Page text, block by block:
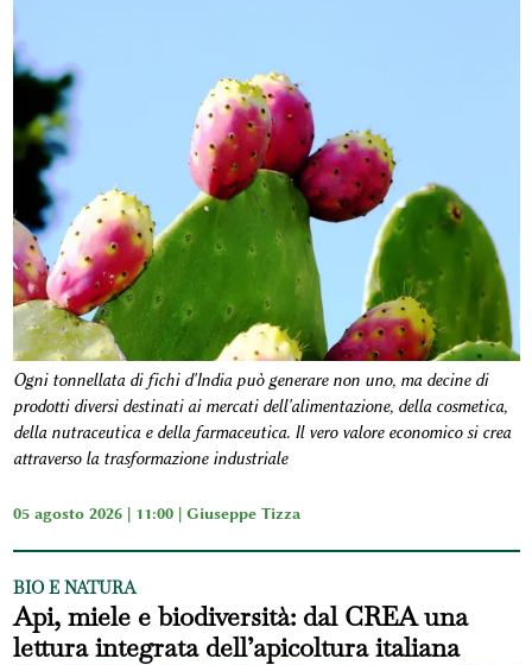
Ogni tonnellata di fichi d'India può generare non uno, ma decine di
prodotti diversi destinati ai mercati dell'alimentazione, della cosmetica,
della nutraceutica e della farmaceutica. Il vero valore economico si crea
attraverso la trasformazione industriale
05 agosto 2026 | 11:00 | Giuseppe Tizza
BIO E NATURA
Api, miele e biodiversità: dal CREA una
lettura integrata dell’apicoltura italiana